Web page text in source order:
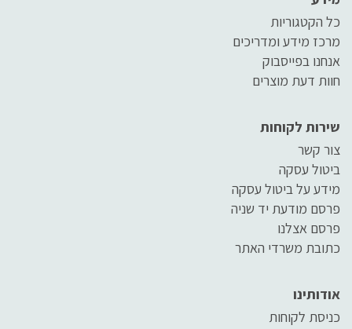
כל הקטגוריות
מרכז מידע ומדריכים
אנחנו בפייסבוק
חוות דעת מוצרים
שירות לקוחות
צור קשר
ביטול עסקה
מידע על ביטול עסקה
פרסם מודעת יד שניה
פרסם אצלנו
כתובת משרדי האתר
אודותינו
כניסת לקוחות